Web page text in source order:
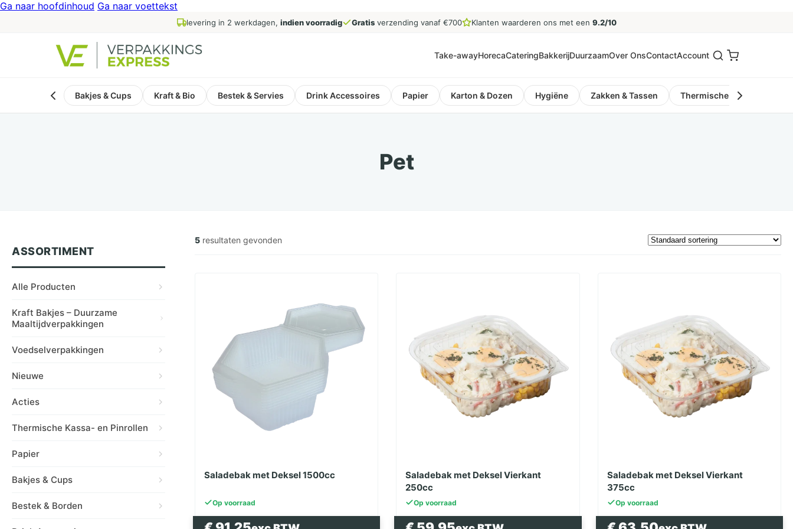
Ga naar hoofdinhoud Ga naar voettekst
levering in 2 werkdagen, indien voorradig Gratisverzending vanaf €700 Klanten waarderen ons met een 9.2/10
Take-awayHorecaCateringBakkerijDuurzaamOver OnsContactAccount
Bakjes & Cups Kraft & Bio Bestek & Servies Drink Accessoires Papier Karton & Dozen Hygiëne Zakken & Tassen Thermische Kassa- en
Pet
ASSORTIMENT
Alle Producten
Kraft Bakjes – Duurzame
Maaltijdverpakkingen
Voedselverpakkingen
Nieuwe
Acties
Thermische Kassa- en Pinrollen
Papier
Bakjes & Cups
Bestek & Borden
5 resultaten gevonden
Saladebak met Deksel 1500cc
Op voorraad
Saladebak met Deksel Vierkant
250cc
Op voorraad
Saladebak met Deksel Vierkant
375cc
Op voorraad